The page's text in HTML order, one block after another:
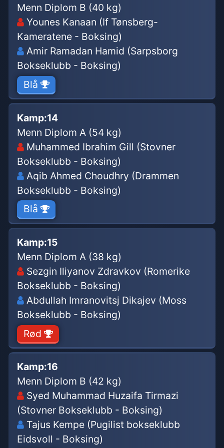
Menn Diplom B (40 kg)
Younes Kanaan (If Tønsberg-
Kameratene - Boksing)
Amir Ramadan Hamid (Sarpsborg
Bokseklubb - Boksing)
Blå
Kamp:14
Menn Diplom A (54 kg)
Muhammed Ibrahim Gill (Stovner
Bokseklubb - Boksing)
Aqib Ahmed Choudhry (Drammen
Bokseklubb - Boksing)
Blå
Kamp:15
Menn Diplom A (38 kg)
Sezgin Iliyanov Zdravkov (Romerike
Bokseklubb - Boksing)
Abdullah Imranovitsj Dikajev (Moss
Bokseklubb - Boksing)
Rød
Kamp:16
Menn Diplom B (42 kg)
Syed Muhammad Huzaifa Tirmazi
(Stovner Bokseklubb - Boksing)
Tajus Kempe (Pugilist bokseklubb
Eidsvoll - Boksing)